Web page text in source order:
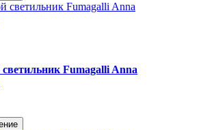
Fumagalli Anna